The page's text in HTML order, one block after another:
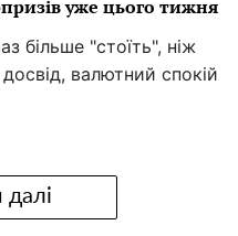
уже цього тижня
більше "стоїть", ніж
валютний спокій
далі